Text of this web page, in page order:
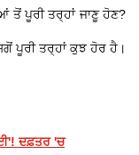
ਤੋਂ ਪੂਰੀ ਤਰ੍ਹਾਂ ਜਾਣੂ ਹੋਣ?
ਪੂਰੀ ਤਰ੍ਹਾਂ ਕੁਝ ਹੋਰ ਹੈ।
ਦਫ਼ਤਰ 'ਚ